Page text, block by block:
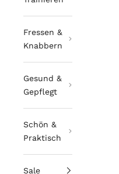
Fressen &
Knabbern
Gesund &
Gepflegt
Schön &
Praktisch
Sale